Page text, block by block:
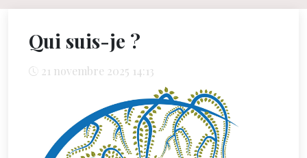
Qui suis-je ?
21 novembre 2025 14:13